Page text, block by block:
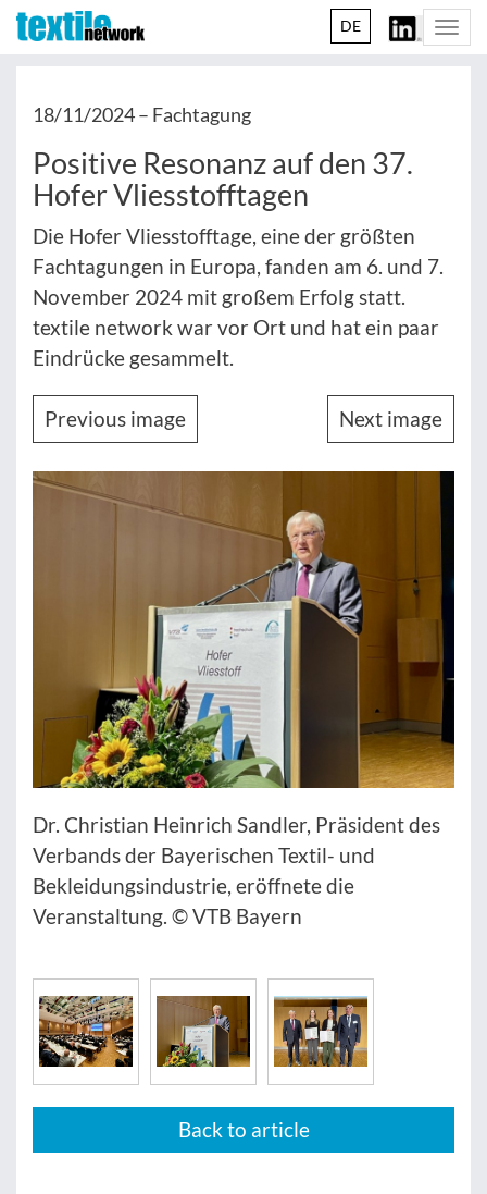
DE
18/11/2024 – Fachtagung
Positive Resonanz auf den 37.
Hofer Vliesstofftagen
Die Hofer Vliesstofftage, eine der größten
Fachtagungen in Europa, fanden am 6. und 7.
November 2024 mit großem Erfolg statt.
textile network war vor Ort und hat ein paar
Eindrücke gesammelt.
Previous image Next image
Dr. Christian Heinrich Sandler, Präsident des
Verbands der Bayerischen Textil- und
Bekleidungsindustrie, eröffnete die
Veranstaltung. © VTB Bayern
Back to article